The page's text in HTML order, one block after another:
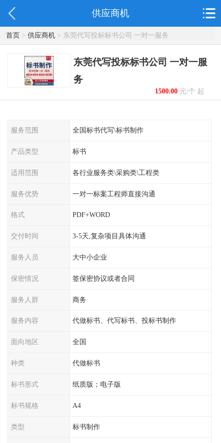
供应商机
首页> 供应商机> 东莞代写投标标书公司 一对一服务
东莞代写投标标书公司 一对一服
务
1500.00元/个 起
服务范围 全国标书代写\标书制作
产品类型 标书
适用范围 各行业服务类\采购类\工程类
服务优势 一对一标案工程师直接沟通
格式 PDF+WORD
交付时间 3-5天,复杂项目具体沟通
服务人员 大中小企业
保密情况 签保密协议或者合同
服务人群 商务
服务内容 代做标书、代写标书、投标书制作
面向地区 全国
种类 代做标书
标书形式 纸质版；电子版
标书规格 A4
类型 标书制作